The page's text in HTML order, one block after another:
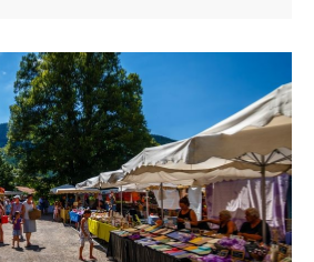
de Barrême se déroule le lundi
l'église